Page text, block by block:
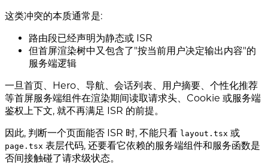
这类冲突的本质通常是:
路由段已经声明为静态或 ISR
但首屏渲染树中又包含了"按当前用户决定输出内容"的
服务端逻辑
一旦首页、Hero、导航、会话列表、用户摘要、个性化推荐
等首屏服务端组件在渲染期间读取请求头、Cookie 或服务端
鉴权上下文, 就不再满足 ISR 的前提。
因此, 判断一个页面能否 ISR 时, 不能只看 layout.tsx 或
page.tsx 表层代码, 还要看它依赖的服务端组件和服务函数是
否间接触碰了请求级状态。